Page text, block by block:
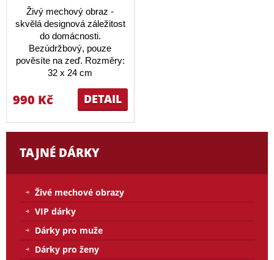
Živý mechový obraz -
skvělá designová záležitost
do domácnosti.
Bezúdržbový, pouze
pověsíte na zeď. Rozměry:
32 x 24 cm
DETAIL
990 Kč
TAJNÉ DÁRKY
Živé mechové obrazy
VIP dárky
Dárky pro muže
Dárky pro ženy